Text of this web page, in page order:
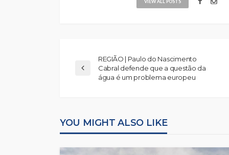
VIEW ALL POSTS
REGIÃO | Paulo do Nascimento
Cabral defende que a questão da
água é um problema europeu
YOU MIGHT ALSO LIKE